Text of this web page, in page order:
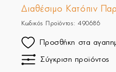
Διαθέσιμο Κατόπιν
Κωδικός Προϊόντος: 490686
Προσθήκη στα
Σύγκριση προϊόντος